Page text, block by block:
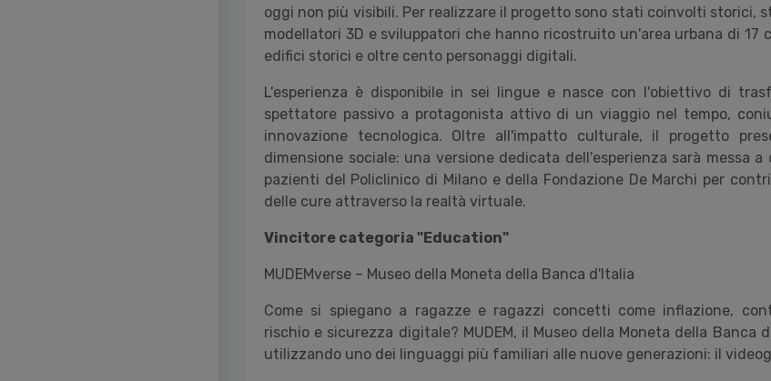
oggi non più visibili. Per realizzare il progetto sono stati coinvolti storici,
modellatori 3D e sviluppatori che hanno ricostruito un'area urbana di
edifici storici e oltre cento personaggi digitali.
L'esperienza è disponibile in sei lingue e nasce con l'obiettivo di
spettatore passivo a protagonista attivo di un viaggio nel tempo,
innovazione tecnologica. Oltre all'impatto culturale, il progetto
dimensione sociale: una versione dedicata dell'esperienza sarà messa a
pazienti del Policlinico di Milano e della Fondazione De Marchi per
delle cure attraverso la realtà virtuale.
Vincitore categoria "Education"
MUDEMverse – Museo della Moneta della Banca d'Italia
Come si spiegano a ragazze e ragazzi concetti come inflazione,
rischio e sicurezza digitale? MUDEM, il Museo della Moneta della Banca
utilizzando uno dei linguaggi più familiari alle nuove generazioni: il